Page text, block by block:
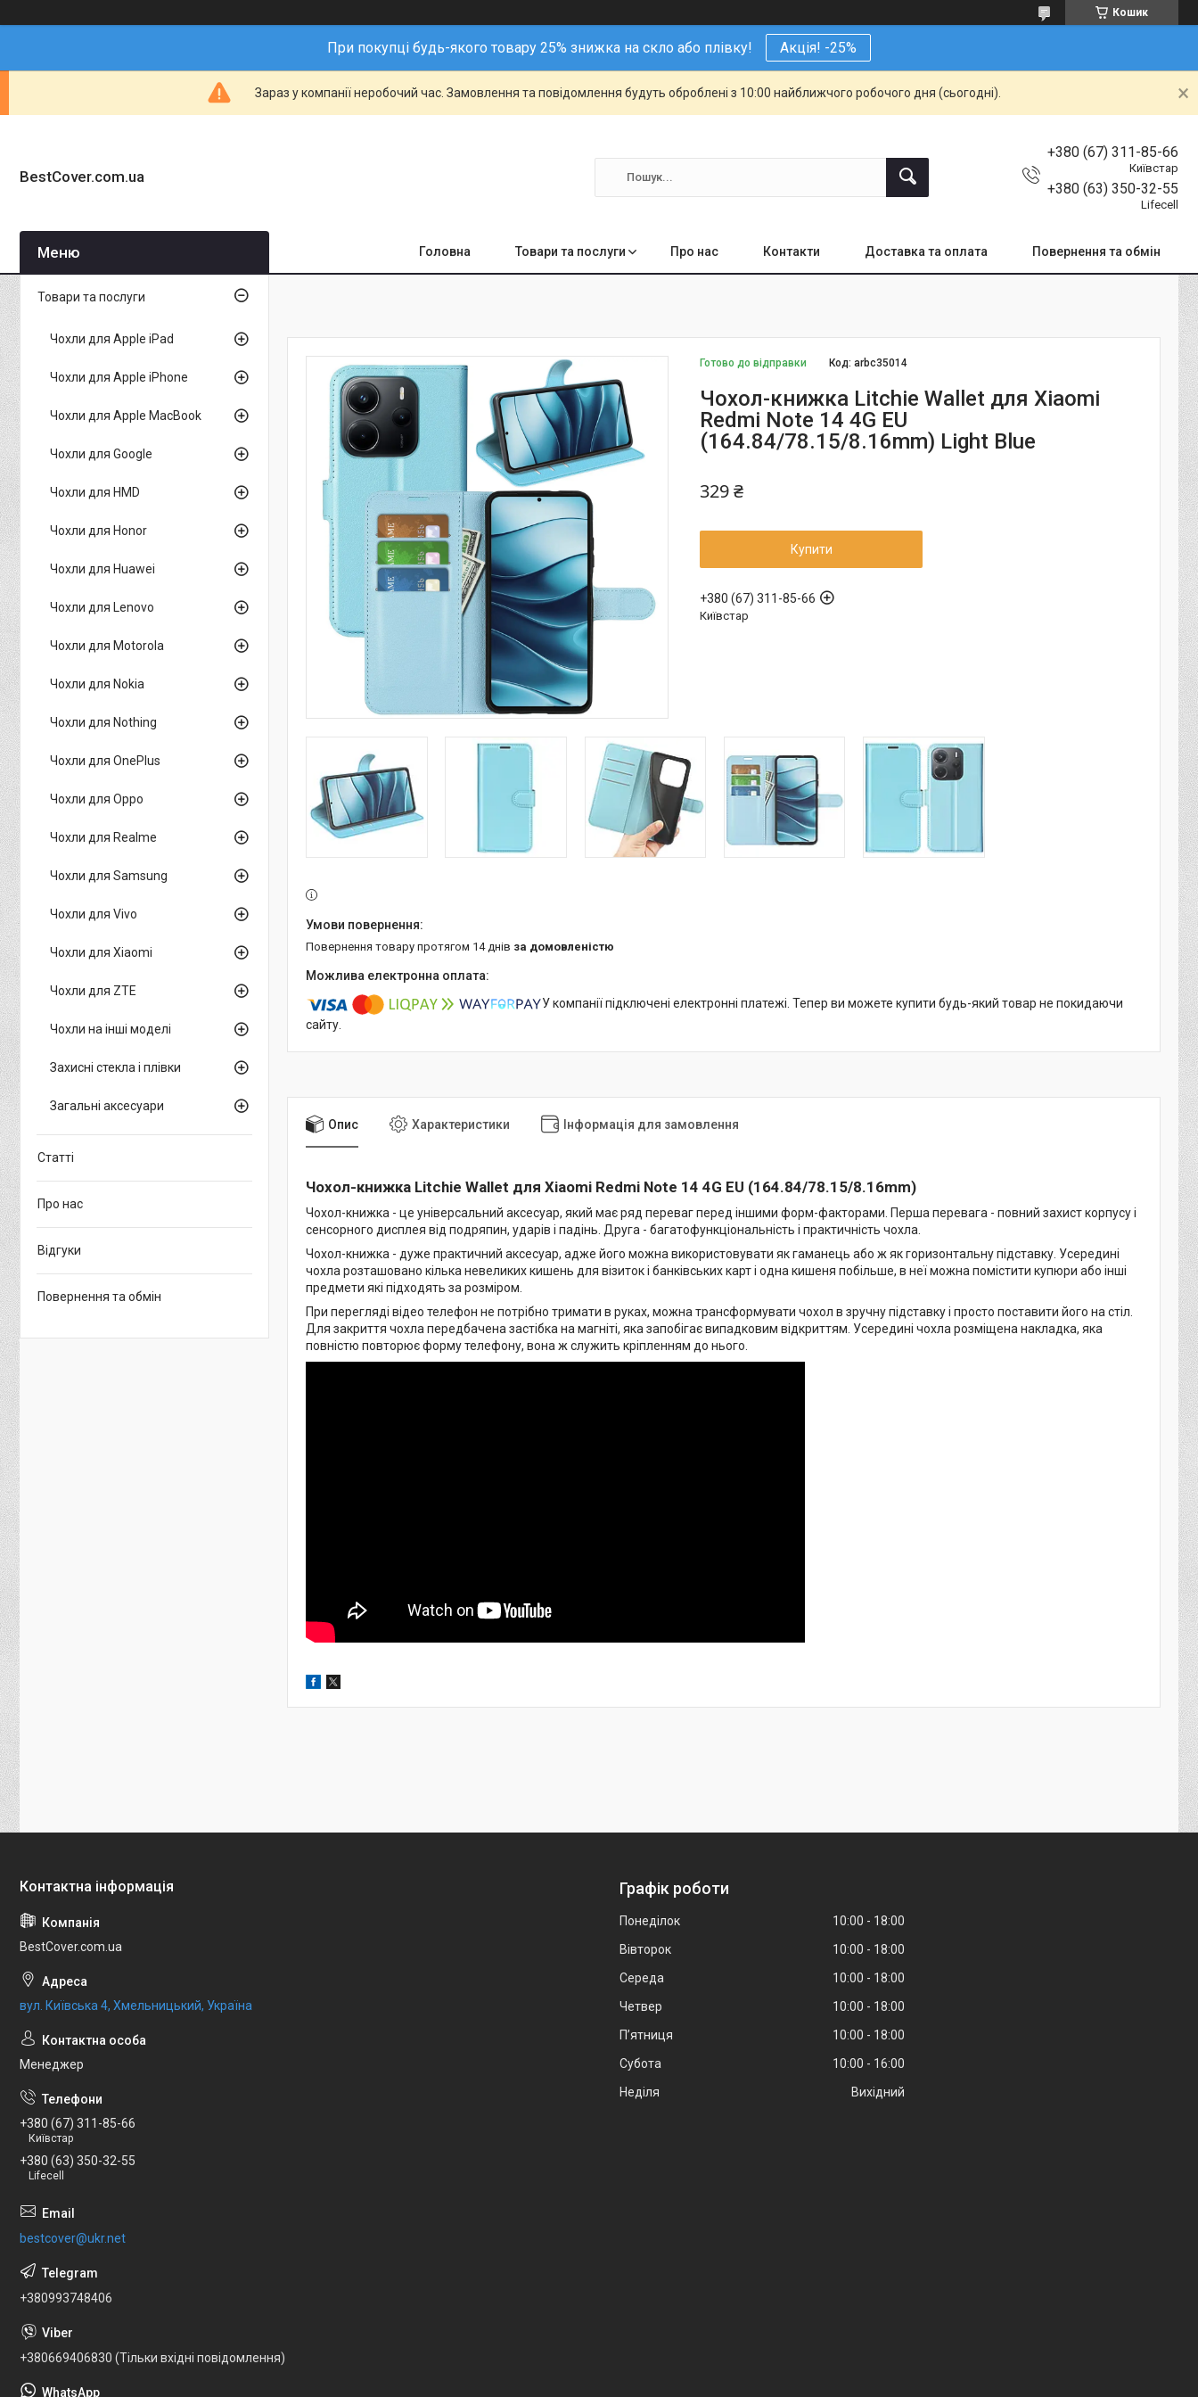
Кошик
При покупці будь-якого товару 25% знижка на скло або плівку! Акція! -25%
Зараз у компанії неробочий час. Замовлення та повідомлення будуть оброблені з 10:00 найближчого робочого дня (сьогодні).
BestCover.com.ua
+380 (67) 311-85-66
Київстар
+380 (63) 350-32-55
Lifecell
Головна Товари та послуги Про нас Контакти Доставка та оплата Повернення та обмін
Готово до відправки Код:arbc35014
Чохол-книжка Litchie Wallet для Xiaomi
Redmi Note 14 4G EU
(164.84/78.15/8.16mm) Light Blue
329 ₴
Купити
+380 (67) 311-85-66
Київстар
повернення товару протягом 14 днів за домовленістю
У компанії підключені електронні платежі. Тепер ви можете купити будь-який товар не покидаючи
сайту.
Опис Характеристики Інформація для замовлення
Чохол-книжка Litchie Wallet для Xiaomi Redmi Note 14 4G EU (164.84/78.15/8.16mm)
Чохол-книжка - це універсальний аксесуар, який має ряд переваг перед іншими форм-факторами. Перша перевага - повний захист корпусу і
сенсорного дисплея від подряпин, ударів і падінь. Друга - багатофункціональність і практичність чохла.
Чохол-книжка - дуже практичний аксесуар, адже його можна використовувати як гаманець або ж як горизонтальну підставку. Усередині
чохла розташовано кілька невеликих кишень для візиток і банківських карт і одна кишеня побільше, в неї можна помістити купюри або інші
предмети які підходять за розміром.
При перегляді відео телефон не потрібно тримати в руках, можна трансформувати чохол в зручну підставку і просто поставити його на стіл.
Для закриття чохла передбачена застібка на магніті, яка запобігає випадковим відкриттям. Усередині чохла розміщена накладка, яка
повністю повторює форму телефону, вона ж служить кріпленням до нього.
Товари та послуги
Чохли для Apple iPad
Чохли для Apple iPhone
Чохли для Apple MacBook
Чохли для Google
Чохли для HMD
Чохли для Honor
Чохли для Huawei
Чохли для Lenovo
Чохли для Motorola
Чохли для Nokia
Чохли для Nothing
Чохли для OnePlus
Чохли для Oppo
Чохли для Realme
Чохли для Samsung
Чохли для Vivo
Чохли для Xiaomi
Чохли для ZTE
Чохли на інші моделі
Захисні стекла і плівки
Загальні аксесуари
Статті
Про нас
Відгуки
Повернення та обмін
BestCover.com.ua
вул. Київська 4, Хмельницький, Україна
Менеджер
+380 (67) 311-85-66
Київстар
+380 (63) 350-32-55
Lifecell
bestcover@ukr.net
+380993748406
+380669406830 (Тільки вхідні повідомлення)
Графік роботи
Понеділок 10:00
18:00
Вівторок
10:00
18:00
Середа
10:00
18:00
Четвер
10:00
18:00
Пʼятниця
10:00
18:00
Субота
10:00
16:00
Неділя
Вихідний